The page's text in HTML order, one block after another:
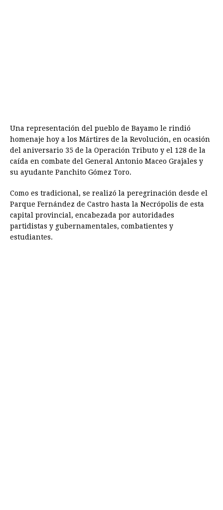
Una representación del pueblo de Bayamo le rindió
homenaje hoy a los Mártires de la Revolución, en ocasión
del aniversario 35 de la Operación Tributo y el 128 de la
caída en combate del General Antonio Maceo Grajales y
su ayudante Panchito Gómez Toro.
Como es tradicional, se realizó la peregrinación desde el
Parque Fernández de Castro hasta la Necrópolis de esta
capital provincial, encabezada por autoridades
partidistas y gubernamentales, combatientes y
estudiantes.